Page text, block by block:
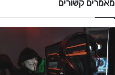
ס
-
מאמרים קשורים